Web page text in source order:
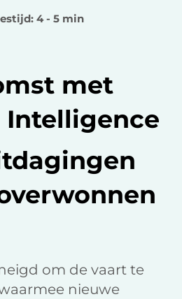
o
c
b
o
o
k
n
e
I
n
a
4 - 5 min
met
om de vaart te
nieuwe